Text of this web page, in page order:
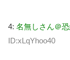
4: 名無しさん＠
ID:xLqYhoo40